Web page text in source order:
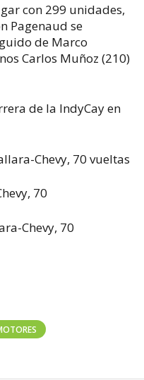
con 299 unidades,
Pagenaud se
de Marco
Carlos Muñoz (210)
de la IndyCay en
Chevy, 70 vueltas
70
Chevy, 70